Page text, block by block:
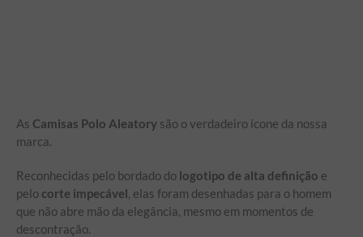
As Camisas Polo Aleatory são o verdadeiro ícone da nossa
marca.
Reconhecidas pelo bordado do logotipo de alta definição e
pelo corte impecável , elas foram desenhadas para o homem
que não abre mão da elegância, mesmo em momentos de
descontração.